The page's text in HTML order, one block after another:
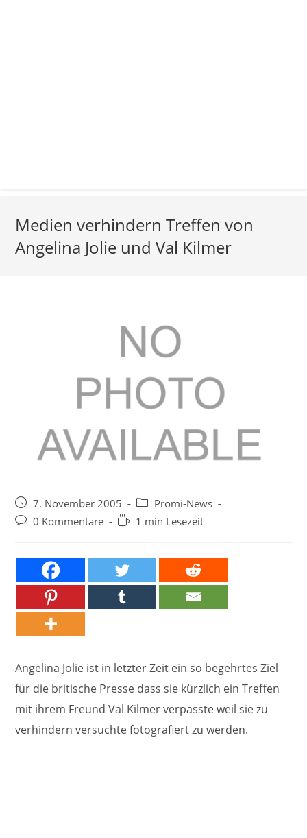
Medien verhindern Treffen von
Angelina Jolie und Val Kilmer
Beitrag
veröffentlicht:
7. November 2005
Beitrags-
Kategorie:
Promi-News
Beitrags-
0 Kommentare Lesedauer:
1 min Lesezeit
Angelina Jolie ist in letzter Zeit ein so begehrtes Ziel
für die britische Presse dass sie kürzlich ein Treffen
mit ihrem Freund Val Kilmer verpasste weil sie zu
verhindern versuchte fotografiert zu werden.